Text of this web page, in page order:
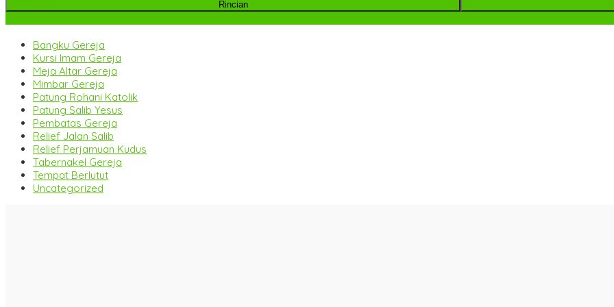
Rincian
Bangku Gereja
Kursi Imam Gereja
Meja Altar Gereja
Mimbar Gereja
Patung Rohani Katolik
Patung Salib Yesus
Pembatas Gereja
Relief Jalan Salib
Relief Perjamuan Kudus
Tabernakel Gereja
Tempat Berlutut
Uncategorized